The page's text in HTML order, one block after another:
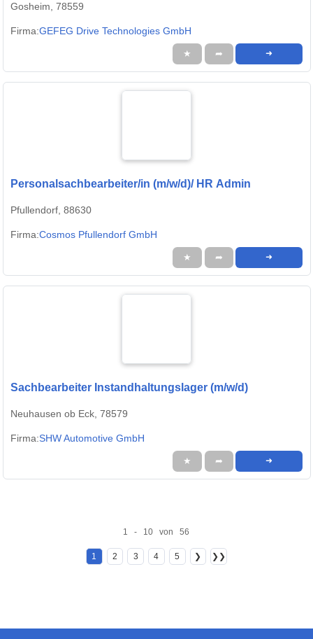
Gosheim, 78559
Firma:GEFEG Drive Technologies GmbH
★ ➦ ➜
Personalsachbearbeiter/in (m/w/d)/ HR Admin
Pfullendorf, 88630
Firma:Cosmos Pfullendorf GmbH
★ ➦ ➜
Sachbearbeiter Instandhaltungslager (m/w/d)
Neuhausen ob Eck, 78579
Firma:SHW Automotive GmbH
★ ➦ ➜
1 - 10 von 56
1 2 3 4 5 ❯ ❯❯